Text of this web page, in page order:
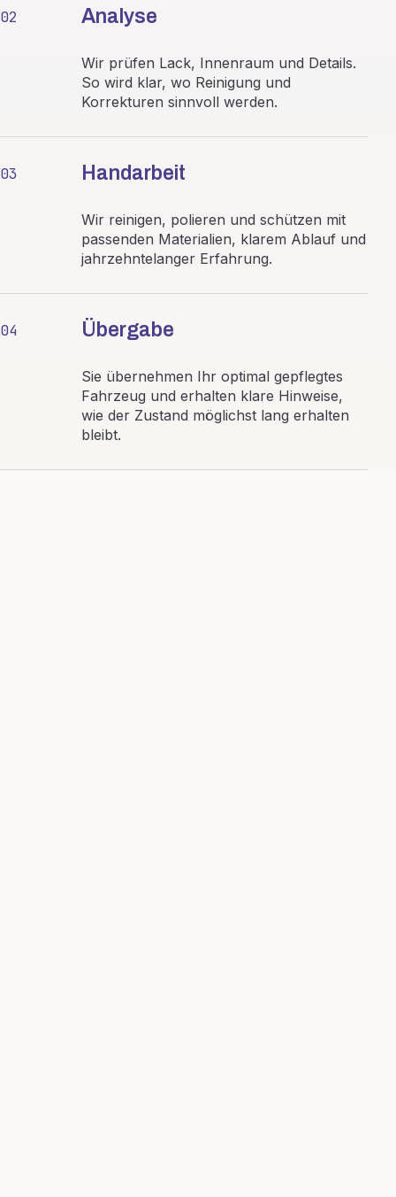
02 Analyse
Wir prüfen Lack, Innenraum und Details.
So wird klar, wo Reinigung und
Korrekturen sinnvoll werden.
03 Handarbeit
Wir reinigen, polieren und schützen mit
passenden Materialien, klarem Ablauf und
jahrzehntelanger Erfahrung.
04 Übergabe
Sie übernehmen Ihr optimal gepflegtes
Fahrzeug und erhalten klare Hinweise,
wie der Zustand möglichst lang erhalten
bleibt.